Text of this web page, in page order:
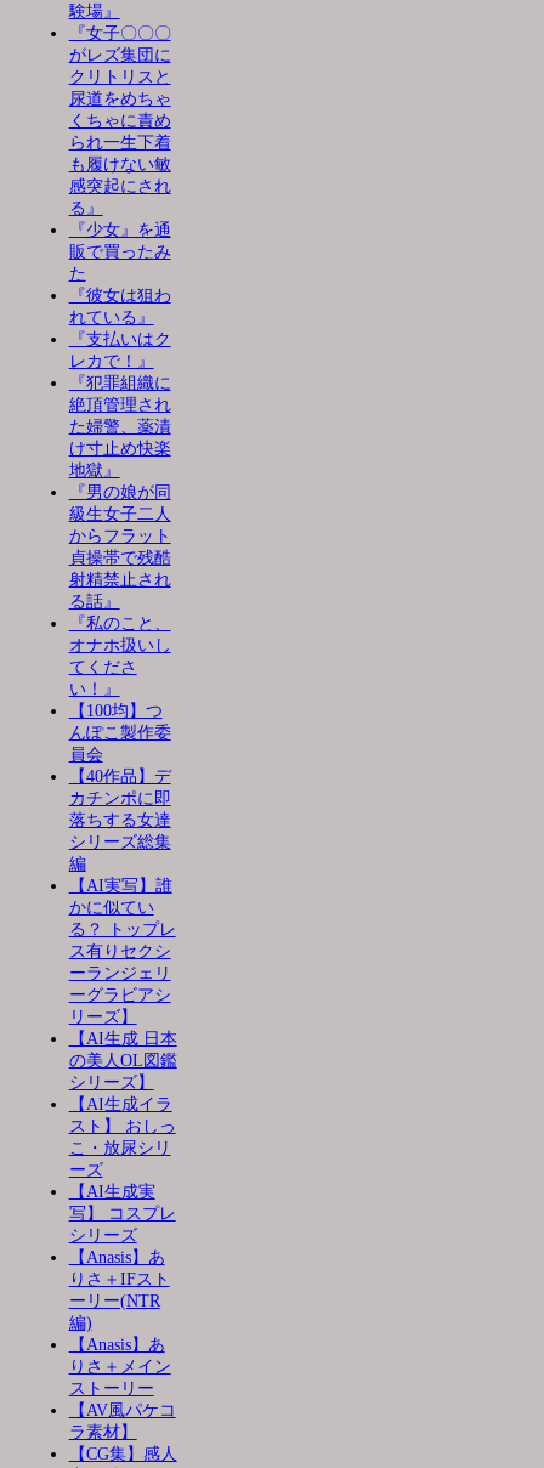
験場』
『女子〇〇〇
がレズ集団に
クリトリスと
尿道をめちゃ
くちゃに責め
られ一生下着
も履けない敏
感突起にされ
る』
『少女』を通
販で買ったみ
た
『彼女は狙わ
れている』
『支払いはク
レカで！』
『犯罪組織に
絶頂管理され
た婦警、薬漬
け寸止め快楽
地獄』
『男の娘が同
級生女子二人
からフラット
貞操帯で残酷
射精禁止され
る話』
『私のこと、
オナホ扱いし
てくださ
い！』
【100均】つ
んぽこ製作委
員会
【40作品】デ
カチンポに即
落ちする女達
シリーズ総集
編
【AI実写】誰
かに似てい
る？ トップレ
ス有りセクシ
ーランジェリ
ーグラビアシ
リーズ】
【AI生成 日本
の美人OL図鑑
シリーズ】
【AI生成イラ
スト】 おしっ
こ・放尿シリ
ーズ
【AI生成実
写】 コスプレ
シリーズ
【Anasis】あ
りさ＋IFスト
ーリー(NTR
編)
【Anasis】あ
りさ＋メイン
ストーリー
【AV風パケコ
ラ素材】
【CG集】感人